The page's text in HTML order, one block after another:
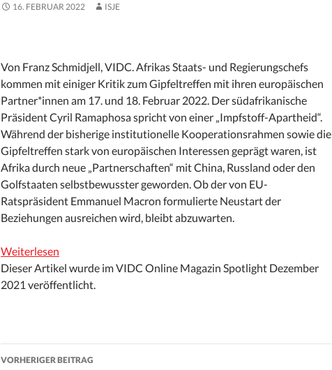
16. FEBRUAR 2022 ISJE
Von Franz Schmidjell, VIDC. Afrikas Staats- und Regierungschefs
kommen mit einiger Kritik zum Gipfeltreffen mit ihren europäischen
Partner*innen am 17. und 18. Februar 2022. Der südafrikanische
Präsident Cyril Ramaphosa spricht von einer „Impfstoff-Apartheid“.
Während der bisherige institutionelle Kooperationsrahmen sowie die
Gipfeltreffen stark von europäischen Interessen geprägt waren, ist
Afrika durch neue „Partnerschaften“ mit China, Russland oder den
Golfstaaten selbstbewusster geworden. Ob der von EU-
Ratspräsident Emmanuel Macron formulierte Neustart der
Beziehungen ausreichen wird, bleibt abzuwarten.
Weiterlesen
Dieser Artikel wurde im VIDC Online Magazin Spotlight Dezember
2021 veröffentlicht.
Beitrags-
VORHERIGER BEITRAG